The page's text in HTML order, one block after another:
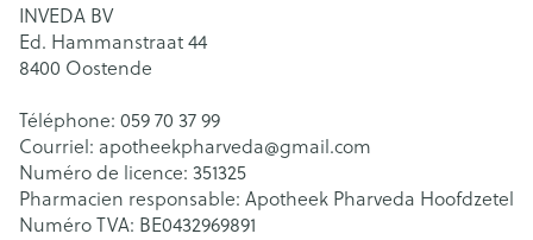
INVEDA BV
Ed. Hammanstraat 44
8400 Oostende
Téléphone: 059 70 37 99
Courriel: apotheekpharveda@gmail.com
Numéro de licence: 351325
Pharmacien responsable: Apotheek Pharveda Hoofdzetel
Numéro TVA: BE0432969891